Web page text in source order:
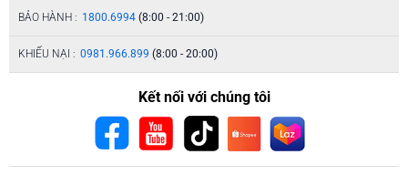
BẢO HÀNH : 1800.6994 (8:00 - 21:00)
KHIẾU NẠI : 0981.966.899 (8:00 - 20:00)
Kết nối với chúng tôi